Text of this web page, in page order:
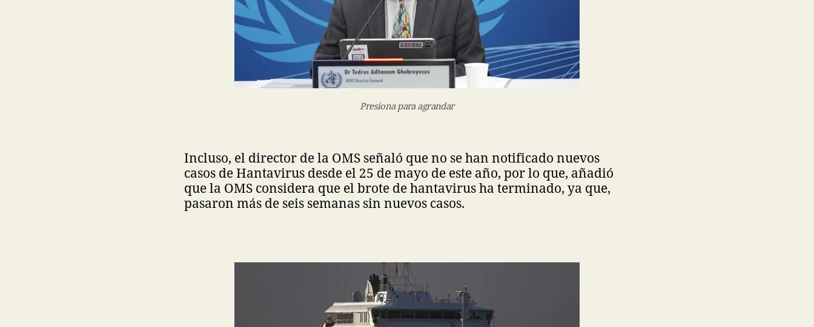
Presiona para agrandar
Incluso, el director de la OMS señaló que no se han notificado nuevos
casos de Hantavirus desde el 25 de mayo de este año, por lo que, añadió
que la OMS considera que el brote de hantavirus ha terminado, ya que,
pasaron más de seis semanas sin nuevos casos.